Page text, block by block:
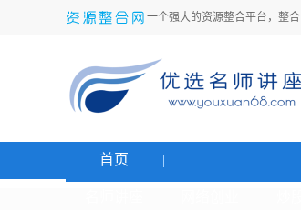
一个强大的资源整合平台，整
首页